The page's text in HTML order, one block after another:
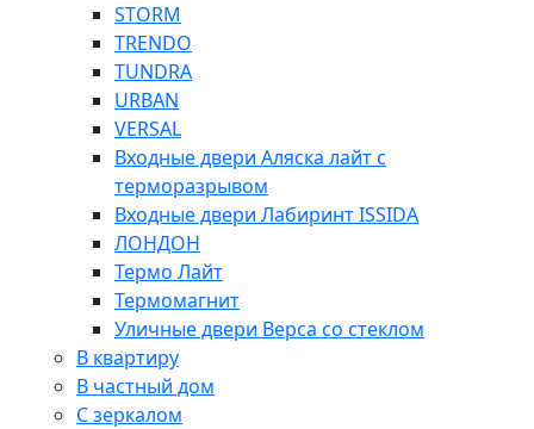
STORM
TRENDO
TUNDRA
URBAN
VERSAL
Входные двери Аляска лайт с
терморазрывом
Входные двери Лабиринт ISSIDA
ЛОНДОН
Термо Лайт
Термомагнит
Уличные двери Верса со стеклом
В квартиру
В частный дом
С зеркалом